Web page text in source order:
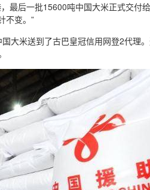
最后一批15600吨中国大米正式交
不变。”
大米送到了古巴皇冠信用网登2代理